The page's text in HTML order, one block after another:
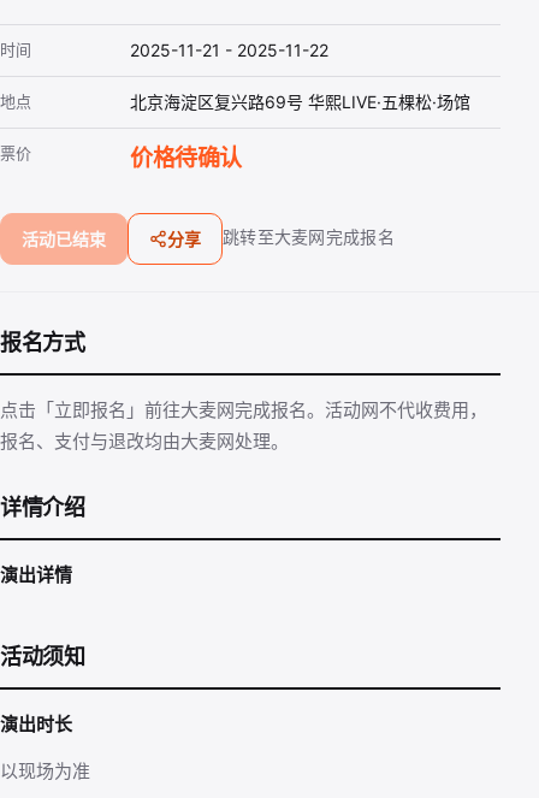
时间 2025-11-21 - 2025-11-22
地点 北京海淀区复兴路69号 华熙LIVE·五棵松·场馆
票价 价格待确认
活动已结束 分享 跳转至大麦网完成报名
报名方式
点击「立即报名」前往大麦网完成报名。活动网不代收费用，
报名、支付与退改均由大麦网处理。
详情介绍
演出详情
活动须知
演出时长
以现场为准